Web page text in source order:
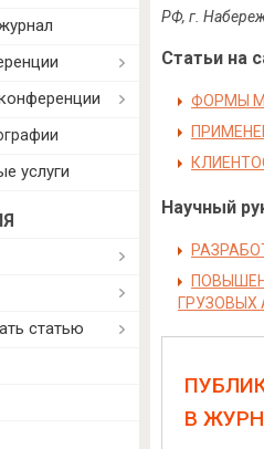
РФ, г.
Статьи на
ФОРМЫ
Научный
В
услуги
статью